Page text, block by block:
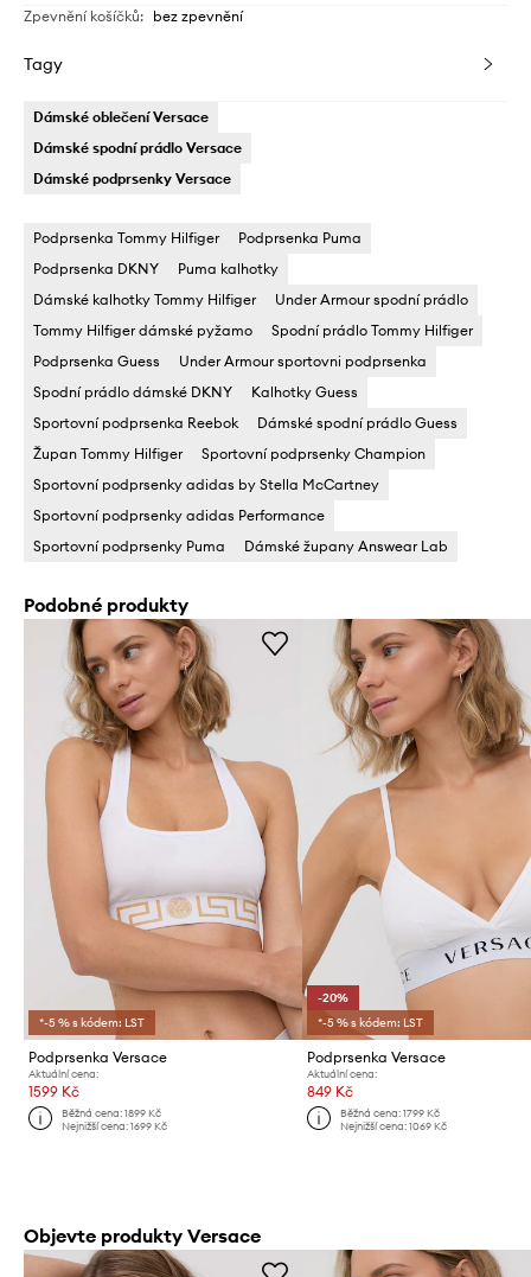
Zpevnění košíčků: bez zpevnění
Tagy
Dámské oblečení Versace
Dámské spodní prádlo Versace
Dámské podprsenky Versace
Podprsenka Tommy Hilfiger
Podprsenka Puma
Podprsenka DKNY
Puma kalhotky
Dámské kalhotky Tommy Hilfiger
Under Armour spodní prádlo
Tommy Hilfiger dámské pyžamo
Spodní prádlo Tommy Hilfiger
Podprsenka Guess
Under Armour sportovni podprsenka
Spodní prádlo dámské DKNY
Kalhotky Guess
Sportovní podprsenka Reebok
Dámské spodní prádlo Guess
Župan Tommy Hilfiger
Sportovní podprsenky Champion
Sportovní podprsenky adidas by Stella McCartney
Sportovní podprsenky adidas Performance
Sportovní podprsenky Puma
Dámské župany Answear Lab
Podobné produkty
*-5 % s kódem: LST
Podprsenka Versace
Aktuální cena:
1599 Kč
Běžná cena:1899 Kč
Nejnižší cena:1699 Kč
-20%
*-5 % s kódem: LST
Podprsenka Versace
Aktuální cena:
849 Kč
Běžná cena: 1799 Kč
Nejnižší cena: 1069 Kč
Objevte produkty Versace